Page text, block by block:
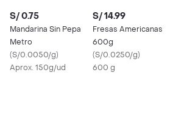
S/ 0.75
Mandarina Sin Pepa
Metro
(S/0.0050/g)
Aprox. 150g/ud
S/ 14.99
Fresas Americanas
600g
(S/0.0250/g)
600 g